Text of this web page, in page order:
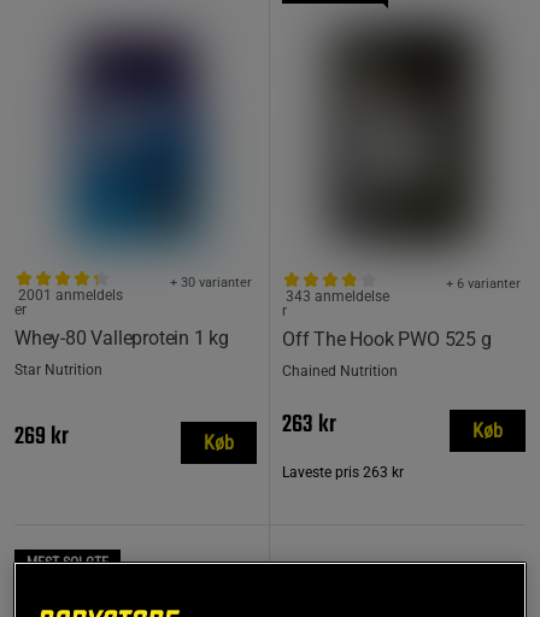
Whey-80 Valleprotein 1 kg
+ 30 varianter
2001 anmeldels
er
Star Nutrition
269 kr Køb
Off The Hook PWO 525 g
+ 6 varianter
343 anmeldelse
r
Chained Nutrition
263 kr
Laveste pris 263 kr
Køb
MEST SOLGTE